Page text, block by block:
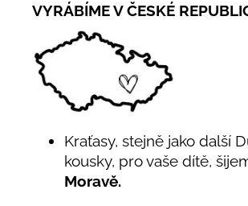
VYRÁBÍME V ČESKÉ
Kraťasy, stejně jako další
kousky, pro vaše dítě,
Moravě.